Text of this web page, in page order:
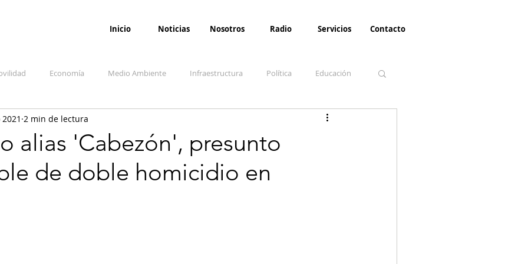
Inicio Noticias Nosotros Radio Servicios Contacto
Economía Medio Ambiente Infraestructura Política Educación
Salud Opinión Paz
Vida y sociedad Denuncia Ciudadana Conflicto armado interno
alias 'Cabezón', presunto
de doble homicidio en
2 min de lectura